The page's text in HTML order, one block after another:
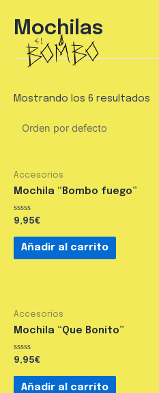
Mochilas
Mostrando los 6 resultados
Accesorios
Mochila “Bombo fuego”
Valorado
en
0
de
9,95€
Añadir al carrito
Accesorios
Mochila “Que Bonito”
Valorado
en
0
de
9,95€
Añadir al carrito